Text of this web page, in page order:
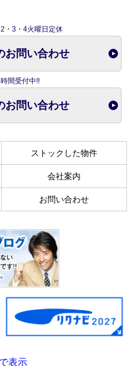
・3・4火曜日定休
お問い合わせ
間受付中!!
お問い合わせ
ストックした物件
会社案内
お問い合わせ
表示